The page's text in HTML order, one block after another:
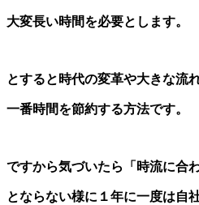
大変長い時間を必要とします。
とすると時代の変革や大きな流
一番時間を節約する方法です。
ですから気づいたら「時流に合
とならない様に １年に一度は自